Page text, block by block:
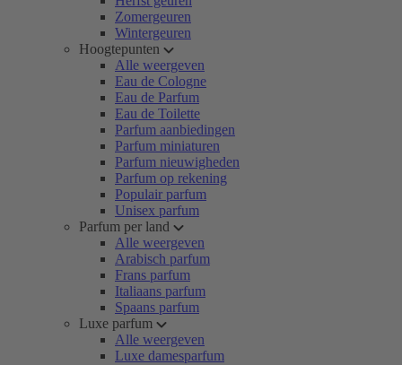
Zomergeuren
Wintergeuren
Hoogtepunten
Alle weergeven
Eau de Cologne
Eau de Parfum
Eau de Toilette
Parfum aanbiedingen
Parfum miniaturen
Parfum nieuwigheden
Parfum op rekening
Populair parfum
Unisex parfum
Parfum per land
Alle weergeven
Arabisch parfum
Frans parfum
Italiaans parfum
Spaans parfum
Luxe parfum
Alle weergeven
Luxe damesparfum